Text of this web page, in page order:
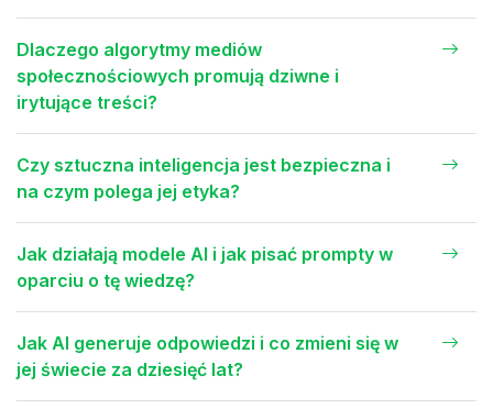
Dlaczego algorytmy mediów
społecznościowych promują dziwne i
irytujące treści?
Czy sztuczna inteligencja jest bezpieczna i
na czym polega jej etyka?
Jak działają modele AI i jak pisać prompty w
oparciu o tę wiedzę?
Jak AI generuje odpowiedzi i co zmieni się w
jej świecie za dziesięć lat?